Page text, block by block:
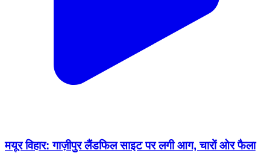
मयूर विहार: गाज़ीपुर लैंडफिल साइट पर लगी आग, चारों ओर फैला